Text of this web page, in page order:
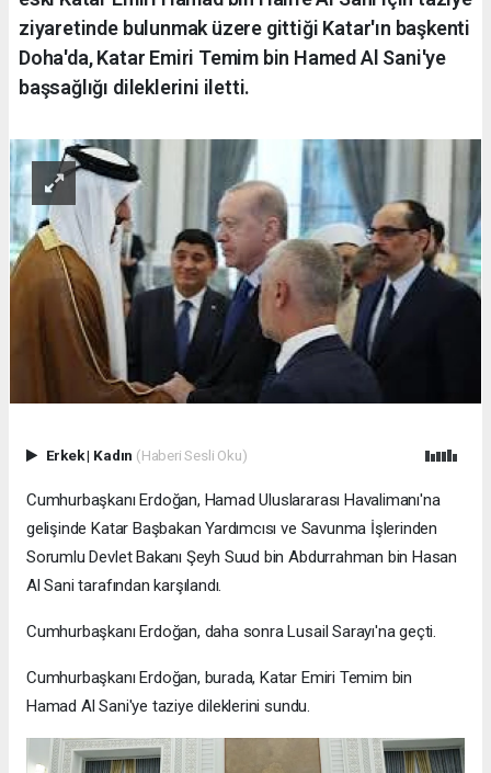
ziyaretinde bulunmak üzere gittiği Katar'ın başkenti
Doha'da, Katar Emiri Temim bin Hamed Al Sani'ye
başsağlığı dileklerini iletti.
Erkek| Kadın (Haberi Sesli Oku)
Cumhurbaşkanı Erdoğan, Hamad Uluslararası Havalimanı'na
gelişinde Katar Başbakan Yardımcısı ve Savunma İşlerinden
Sorumlu Devlet Bakanı Şeyh Suud bin Abdurrahman bin Hasan
Al Sani tarafından karşılandı.
Cumhurbaşkanı Erdoğan, daha sonra Lusail Sarayı'na geçti.
Cumhurbaşkanı Erdoğan, burada, Katar Emiri Temim bin
Hamad Al Sani'ye taziye dileklerini sundu.